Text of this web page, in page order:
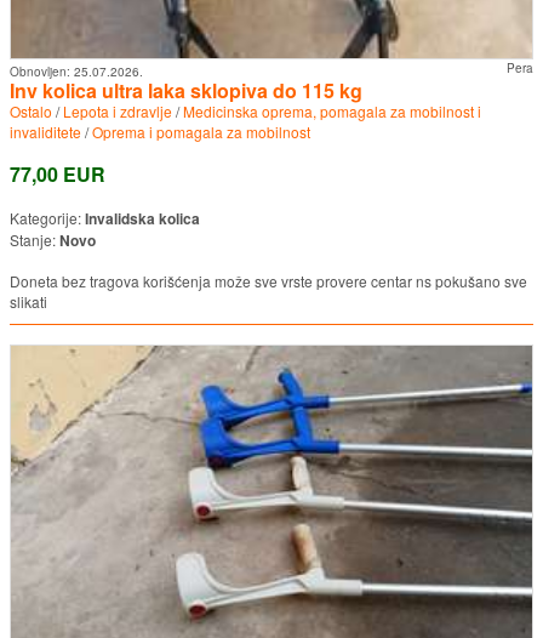
Pera
Obnovljen: 25.07.2026.
Inv kolica ultra laka sklopiva do 115 kg
Ostalo /Lepota i zdravlje/Medicinska oprema, pomagala za mobilnost i
invaliditete/Oprema i pomagala za mobilnost
77,00 EUR
Kategorije:Invalidska kolica
Stanje:Novo
Doneta bez tragova korišćenja može sve vrste provere centar ns pokušano sve
slikati